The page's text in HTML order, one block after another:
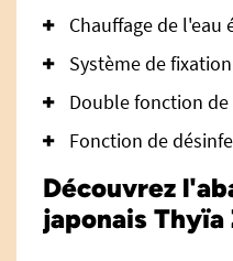
Chauffage de l'eau
Système de
Double fonction
Fonction de
Découvrez
japonais Thyïa